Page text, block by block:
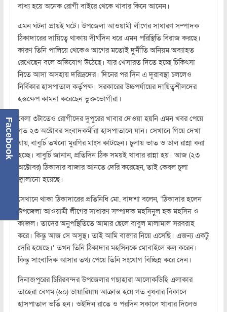
বাধ্য হয়ে অনেক রোগী বাইরে থেকে খাবার কিনে আনেন।
এমন ঘটনা প্রায়ই ঘটে। উপজেলা আওয়ামী লীগের সাধারণ সম্পাদক
ঠিকাদারের দায়িত্বে থাকায় দীর্ঘদিন ধরে এমন পরিস্থিতি বিরাজ করছে।
কারণ তিনি পালিয়ে থেকেও আগের মতোই দুর্নীতি অনিয়ম অব্যাহত
রেখেছেন বলে অভিযোগ উঠেছে। যার খেসারত দিতে হচ্ছে চিকিৎসা
নিতে আসা অসহায় দরিদ্রদের। দিনের পর দিন এ দূরাবস্থা চললেও
নির্বিকার হাসপাতাল কর্তৃপক্ষ। সরকারের উচ্চপর্যায়ের দায়িত্বশীলদের
হস্তক্ষেপ কামনা করেছেন ভুক্তভোগীরা।
বেলা ৩টাতেও রোগীদের দুপুরের খাবার দেওয়া হয়নি এমন খবর পেয়ে
গত ২৩ অক্টোবর সংবাদকর্মীরা হাসপাতালে যান। সেখানে গিয়ে দেখা
যায়, বাবুর্চি তখনো মুরগির মাংস কাটছেন। চুলায় ভাত ও ডাল রান্না করা
হচ্ছে। বাবুর্চি জানান, প্রতিদিন ঠিক সময়ই খাবার রান্না হয়। আজ (২৩
অক্টোবর) ঠিকাদার বাজার আনতে দেরি করেছেন, তাই কেবল চুলা
জ্বালানো হয়েছে।
সেখানে থাকা ঠিকাদারের প্রতিনিধি মো. বাদশা বলেন, ‘ঠিকাদার হলেন
উপজেলা আওয়ামী লীগের সাধারণ সম্পাদক মহসিনুল হক মহসিন ও
কাজল। তাদের অনুপস্থিতিতে আমার ছেলে বাবুল মালামাল সরবরাহ
করে। কিন্তু আজ সে অসুস্থ। তাই আমি বাজার নিয়ে এসেছি। এজন্য একটু
দেরি হয়েছে।’ তখন তিনি ঠিকাদার মহসিনকে মোবাইলে কল করেন।
কিন্তু সাংবাদিক আসার তথ্য পেয়ে তিনি সংযোগ বিচ্ছিন্ন করে দেন।
দিনাজপুরের চিরিরবন্দর উপজেলার গছাহারা আলোকডিহি এলাকার
তাহেরা বেগম (৬০) ডায়ারিয়ায় আক্রান্ত হয়ে গত বুধবার বিকালে
হাসপাতাল ভর্তি হন। ওইদিন রাতে ও পরদিন সকালে খাবার দিলেও
Facebook